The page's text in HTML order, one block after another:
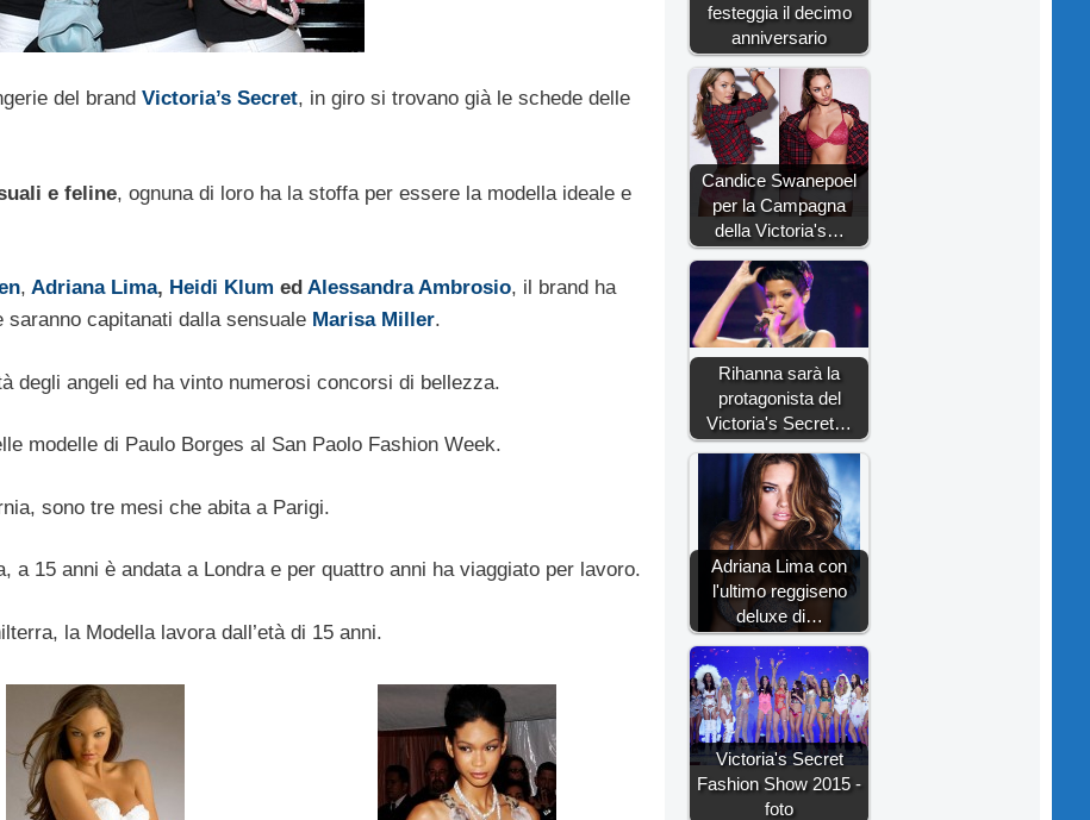
del brand Victoria’s Secret, in giro si trovano già le schede delle
e feline, ognuna di loro ha la stoffa per essere la modella ideale e
, Adriana Lima, Heidi Klum ed Alessandra Ambrosio, il brand ha
capitanati dalla sensuale Marisa Miller.
degli angeli ed ha vinto numerosi concorsi di bellezza.
modelle di Paulo Borges al San Paolo Fashion Week.
sono tre mesi che abita a Parigi.
a 15 anni è andata a Londra e per quattro anni ha viaggiato per lavoro.
la Modella lavora dall’età di 15 anni.
festeggia il decimo
anniversario
Candice Swanepoel
per la Campagna
della Victoria's…
Rihanna sarà la
protagonista del
Victoria's Secret…
Adriana Lima con
l'ultimo reggiseno
deluxe di…
Victoria's Secret
Fashion Show 2015 -
foto